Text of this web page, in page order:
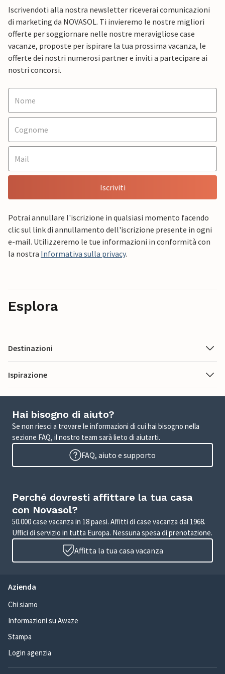
Iscrivendoti alla nostra newsletter riceverai comunicazioni
di marketing da NOVASOL. Ti invieremo le nostre migliori
offerte per soggiornare nelle nostre meravigliose case
vacanze, proposte per ispirare la tua prossima vacanza, le
offerte dei nostri numerosi partner e inviti a partecipare ai
nostri concorsi.
Iscriviti
Potrai annullare l'iscrizione in qualsiasi momento facendo
clic sul link di annullamento dell'iscrizione presente in ogni
e-mail. Utilizzeremo le tue informazioni in conformità con
la nostra Informativa sulla privacy.
Esplora
Destinazioni
Ispirazione
Hai bisogno di aiuto?
Se non riesci a trovare le informazioni di cui hai bisogno nella
sezione FAQ, il nostro team sarà lieto di aiutarti.
FAQ, aiuto e supporto
Perché dovresti affittare la tua casa
con Novasol?
50.000 case vacanza in 18 paesi. Affitti di case vacanza dal 1968.
Uffici di servizio in tutta Europa. Nessuna spesa di prenotazione.
Affitta la tua casa vacanza
Azienda
Chi siamo
Informazioni su Awaze
Stampa
Login agenzia